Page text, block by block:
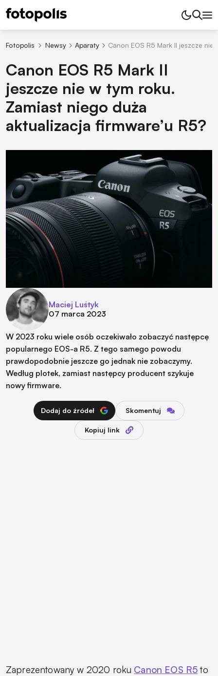
Fotopolis Newsy Aparaty Canon EOS R5 Mark II jeszcze
Canon EOS R5 Mark II
jeszcze nie w tym roku.
Zamiast niego duża
aktualizacja firmware’u R5?
Maciej Luśtyk
07 marca 2023
W 2023 roku wiele osób oczekiwało zobaczyć następcę
popularnego EOS-a R5. Z tego samego powodu
prawdopodobnie jeszcze go jednak nie zobaczymy.
Według plotek, zamiast następcy producent szykuje
nowy firmware.
Dodaj do źródeł Skomentuj
Kopiuj link
Zaprezentowany w 2020 roku Canon EOS R5 to